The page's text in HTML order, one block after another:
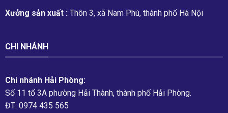
Xưởng sản xuất :Thôn 3, xã Nam Phù, thành phố Hà Nội
CHI NHÁNH
Chi nhánh Hải Phòng:
Số 11 tổ 3A phường Hải Thành, thành phố Hải Phòng.
ĐT: 0974 435 565